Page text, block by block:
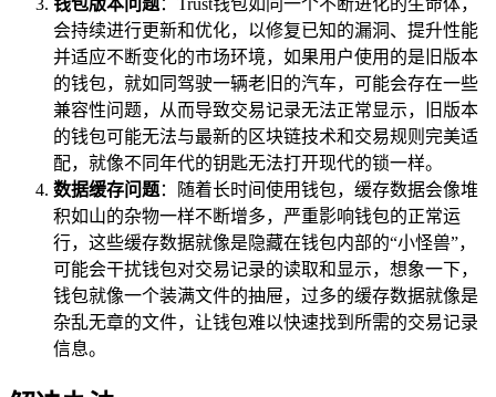
会持续进行更新和优化，以修复已知的漏洞、提升性能
并适应不断变化的市场环境，如果用户使用的是旧版本
的钱包，就如同驾驶一辆老旧的汽车，可能会存在一些
兼容性问题，从而导致交易记录无法正常显示，旧版本
的钱包可能无法与最新的区块链技术和交易规则完美适
配，就像不同年代的钥匙无法打开现代的锁一样。
数据缓存问题：随着长时间使用钱包，缓存数据会像堆
积如山的杂物一样不断增多，严重影响钱包的正常运
行，这些缓存数据就像是隐藏在钱包内部的“小怪兽”，
可能会干扰钱包对交易记录的读取和显示，想象一下，
钱包就像一个装满文件的抽屉，过多的缓存数据就像是
杂乱无章的文件，让钱包难以快速找到所需的交易记录
信息。